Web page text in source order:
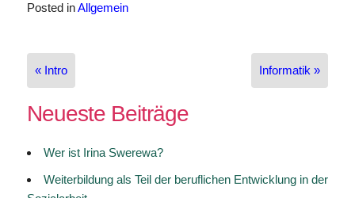
Posted inAllgemein
Beitragsnavigation
« Intro Informatik »
Neueste Beiträge
Wer ist Irina Swerewa?
Weiterbildung als Teil der beruflichen Entwicklung in der